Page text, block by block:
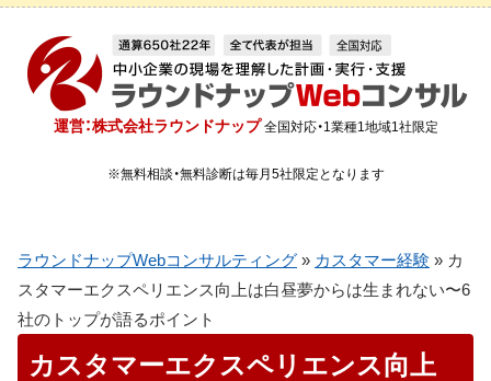
運営：株式会社ラウンドナップ 全国対応・1業種1地域1社限定
※無料相談・無料診断は毎月5社限定となります
ラウンドナップWebコンサルティング » カスタマー経験 » カ
スタマーエクスペリエンス向上は白昼夢からは生まれない〜6
社のトップが語るポイント
カスタマーエクスペリエンス向上